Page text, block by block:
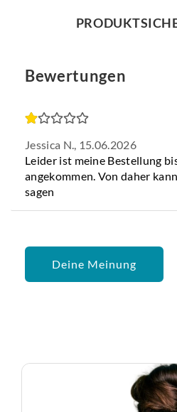
Bewertungen
Jessica N., 15.06.2026
Leider ist meine Bestellung
angekommen. Von daher
sagen
Deine Meinung